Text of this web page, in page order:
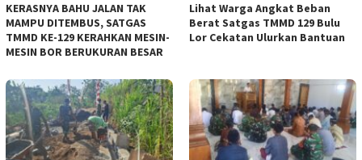
KERASNYA BAHU JALAN TAK
MAMPU DITEMBUS, SATGAS
TMMD KE-129 KERAHKAN MESIN-
MESIN BOR BERUKURAN BESAR
Lihat Warga Angkat Beban
Berat Satgas TMMD 129 Bulu
Lor Cekatan Ulurkan Bantuan